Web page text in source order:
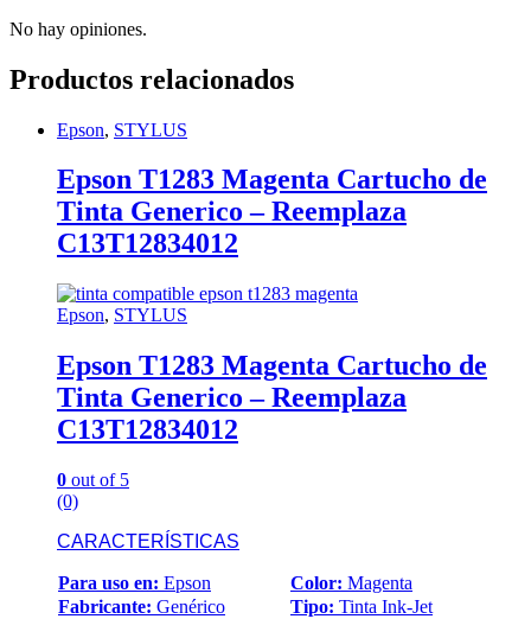
No hay opiniones.
Productos relacionados
Epson, STYLUS
Epson T1283 Magenta Cartucho de
Tinta Generico – Reemplaza
C13T12834012
Epson, STYLUS
Epson T1283 Magenta Cartucho de
Tinta Generico – Reemplaza
C13T12834012
0 out of 5
(0)
CARACTERÍSTICAS
Para uso en: Epson Color: Magenta
Fabricante: Genérico Tipo: Tinta Ink-Jet